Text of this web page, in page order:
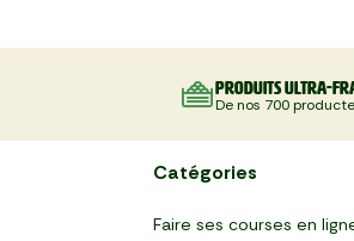
Produits ultra-
De nos 700
Catégories
Faire ses courses en